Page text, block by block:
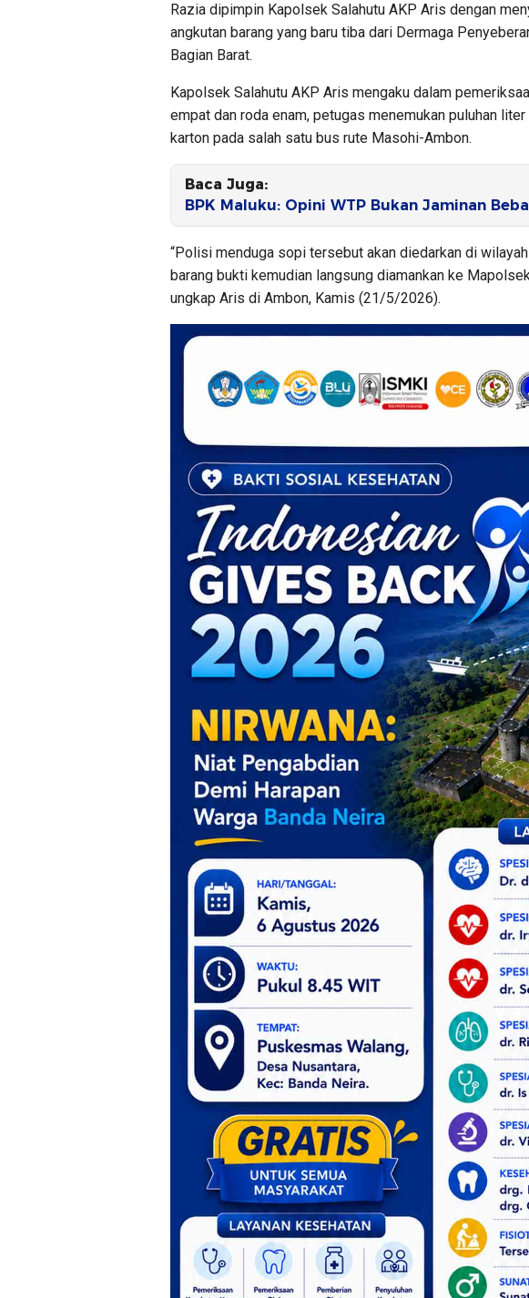
Razia dipimpin Kapolsek Salahutu AKP Aris dengan
angkutan barang yang baru tiba dari Dermaga
Bagian Barat.
Kapolsek Salahutu AKP Aris mengaku dalam
empat dan roda enam, petugas menemukan puluhan
karton pada salah satu bus rute Masohi-Ambon.
Baca Juga:
BPK Maluku: Opini WTP Bukan Jaminan
“Polisi menduga sopi tersebut akan diedarkan di
barang bukti kemudian langsung diamankan ke
ungkap Aris di Ambon, Kamis (21/5/2026).